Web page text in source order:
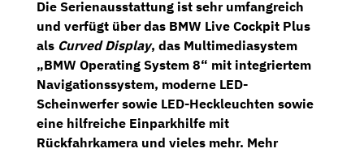
Die Serienausstattung ist sehr umfangreich
und verfügt über das BMW Live Cockpit Plus
als Curved Display, das Multimediasystem
„BMW Operating System 8“ mit integriertem
Navigationssystem, moderne LED-
Scheinwerfersowie LED-Heckleuchten sowie
eine hilfreiche Einparkhilfe mit
Rückfahrkamera und vieles mehr. Mehr